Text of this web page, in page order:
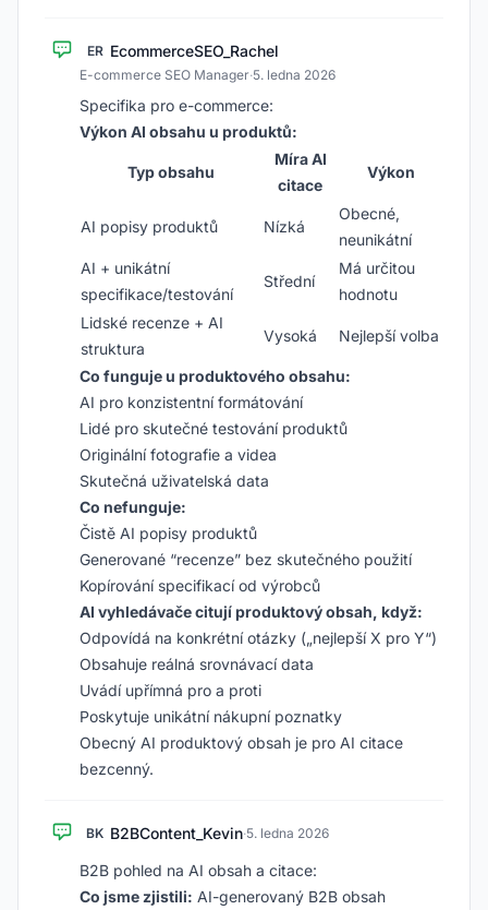
ER EcommerceSEO_Rachel
E-commerce SEO Manager·5. ledna 2026
Specifika pro e-commerce:
Výkon AI obsahu u produktů:
Typ obsahu
Míra AI
citace
Výkon
AI popisy produktů Nízká
Obecné,
neunikátní
AI + unikátní
specifikace/testování
Střední
Má určitou
hodnotu
Lidské recenze + AI
struktura
Vysoká Nejlepší volba
Co funguje u produktového obsahu:
AI pro konzistentní formátování
Lidé pro skutečné testování produktů
Originální fotografie a videa
Skutečná uživatelská data
Co nefunguje:
Čistě AI popisy produktů
Generované “recenze” bez skutečného použití
Kopírování specifikací od výrobců
AI vyhledávače citují produktový obsah, když:
Odpovídá na konkrétní otázky („nejlepší X pro Y“)
Obsahuje reálná srovnávací data
Uvádí upřímná pro a proti
Poskytuje unikátní nákupní poznatky
Obecný AI produktový obsah je pro AI citace
bezcenný.
BK B2BContent_Kevin·5. ledna 2026
B2B pohled na AI obsah a citace:
Co jsme zjistili: AI-generovaný B2B obsah